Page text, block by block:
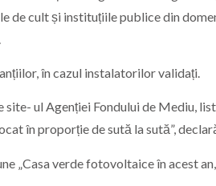
de cult și instituțiile publice din
în cazul instalatorilor validați.
site- ul Agenției Fondului de Mediu,
în proporție de sută la sută”,
„Casa verde fotovoltaice în acest